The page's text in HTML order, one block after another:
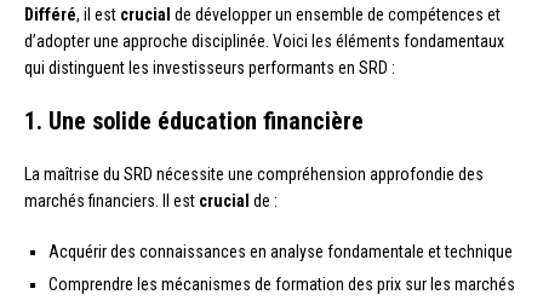
Différé, il est crucial de développer un ensemble de compétences et
d’adopter une approche disciplinée. Voici les éléments fondamentaux
qui distinguent les investisseurs performants en SRD :
1. Une solide éducation financière
La maîtrise du SRD nécessite une compréhension approfondie des
marchés financiers. Il est crucial de :
Acquérir des connaissances en analyse fondamentale et technique
Comprendre les mécanismes de formation des prix sur les marchés